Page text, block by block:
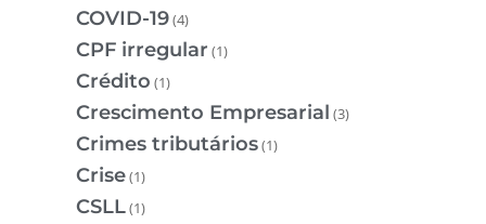
COVID-19(4)
CPF irregular (1)
Crédito (1)
Crescimento Empresarial (3)
Crimes tributários(1)
Crise(1)
CSLL(1)